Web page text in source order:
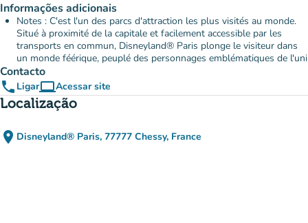
Informações adicionais
Notes : C'est l'un des parcs d'attraction les plus visités au monde.
Situé à proximité de la capitale et facilement accessible par les
transports en commun, Disneyland® Paris plonge le visiteur dans
un monde féérique, peuplé des personnages emblématiques de l'uni
Contacto
phone LigarcomputerAcessar site
(novo separador)
Localização
place Disneyland® Paris, 77777 Chessy, France
(abrir no Google Maps)
(novo separador)